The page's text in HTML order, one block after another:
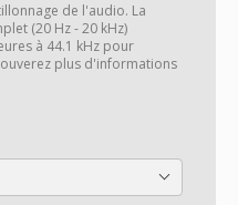
de l'audio. La
(20 Hz - 20 kHz)
à 44.1 kHz pour
plus d'informations